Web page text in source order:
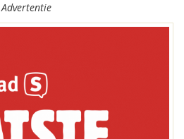
Advertentie